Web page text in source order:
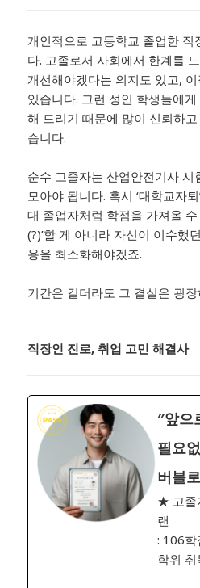
개인적으로 고등학교 졸업한 직
다. 고졸로서 사회에서 한계를
개선해야겠다는 의지도 있고,
있습니다. 그런 성인 학생들에
해 드리기 때문에 많이 신뢰하
습니다.
순수 고졸자는 산업안전기사
모아야 됩니다. 혹시 ‘대학교자
대 졸업자처럼 학점을 가져올
(?)’할 게 아니라 자신이 이수했
용을 최소화해야겠죠.
기간은 길더라도 그 결실은 굉
직장인 진로, 취업 고민 해결사
″앞으
필요
버블
★ 고졸
랜
: 106
학위